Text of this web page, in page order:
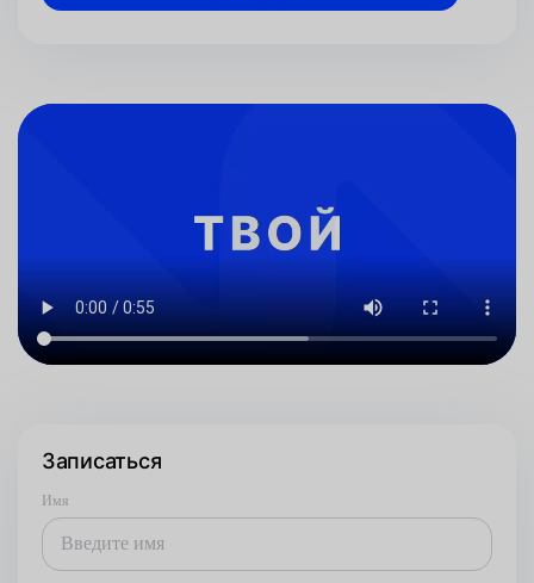
Записаться
Имя